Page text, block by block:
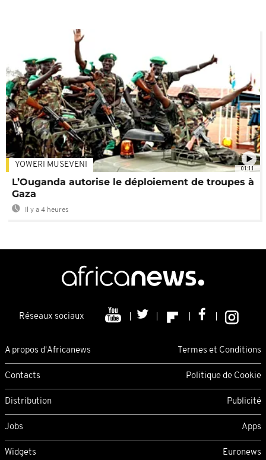
01:11
YOWERI MUSEVENI
L’Ouganda autorise le déploiement de troupes à
Gaza
Il y a 4 heures
Réseaux sociaux
A propos d'Africanews Termes et Conditions
Contacts Politique de Cookie
Distribution Publicité
Jobs Apps
Widgets Euronews